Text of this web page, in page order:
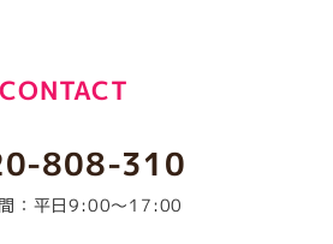
CONTACT
808-310
：平日9:00～17:00